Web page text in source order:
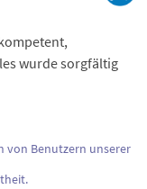
wurde sorgfältig
von Benutzern unserer